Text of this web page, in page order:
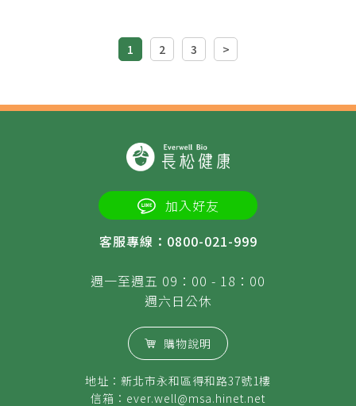
1 2 3 >
購物說明
地址：新北市永和區得和路37號1樓
信箱： ever.well@msa.hinet.net
加入好友
客服專線：0800-021-999
週一至週五 09：00 - 18：00
週六日公休